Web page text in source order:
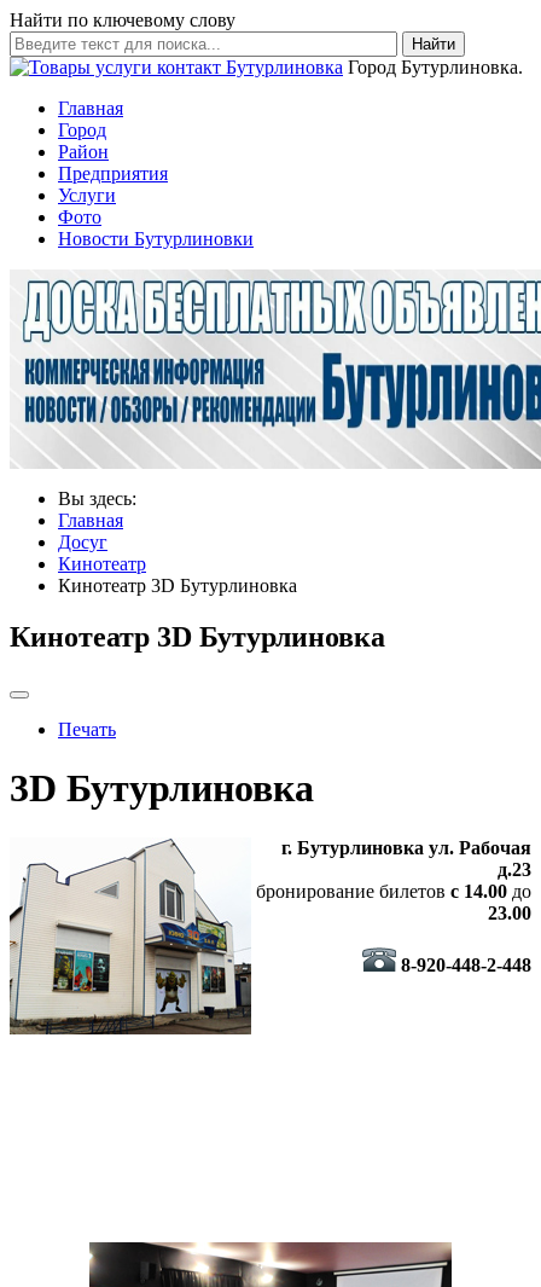
Найти по ключевому слову
Найти
Город Бутурлиновка.
Главная
Город
Район
Предприятия
Услуги
Фото
Новости Бутурлиновки
Вы здесь:
Главная
Досуг
Кинотеатр
Кинотеатр 3D Бутурлиновка
Кинотеатр 3D Бутурлиновка
Печать
3D Бутурлиновка
г. Бутурлиновка ул. Рабочая
д.23
бронирование билетов с 14.00 до
23.00
8-920-448-2-448